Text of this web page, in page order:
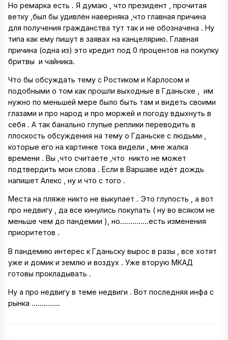
Но ремарка есть . Я думаю , что президент , прочитая
ветку ,был бы удивлён наверняка ,что главная причина
для получения гражданства тут так и не обозначена . Ну
типа как ему пишут в заявах на канцелярию. Главная
причина (одна из) это кредит под 0 процентов на покупку
бритвы и чайника.
Что бы обсуждать тему с Ростиком и Карлосом и
подобными о том как прошли выходные в Гданьске , им
нужно по меньшей мере было быть там и видеть своими
глазами и про народ и про моржей и погоду вдыхнуть в
себя . А так банально глупые реплики переводить в
плоскость обсуждения на тему о Гданьске с людьми ,
которые его на картинке тока видели , мне жалка
времени . Вы ,что считаете ,что никто не может
подтвердить мои слова . Если в Варшаве идёт дождь
напишет Алекс , ну и что с того .
Места на пляже никто не выкупает . Это глупость , а вот
про недвигу , да все кинулись покупать ( ну во всяком не
меньше чем до пандемии ), но..............есть изменения
приоритетов .
В пандемию интерес к Гданьску вырос в разы , все хотят
уже и домик и землю и воздух . Уже вторую МКАД
готовы прокладывать .
Ну а про недвигу в теме недвиги . Вот последняя инфа с
рынка ..............